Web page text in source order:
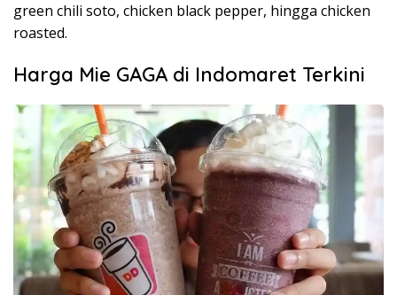
green chili soto, chicken black pepper, hingga chicken
roasted.
Harga Mie GAGA di Indomaret Terkini